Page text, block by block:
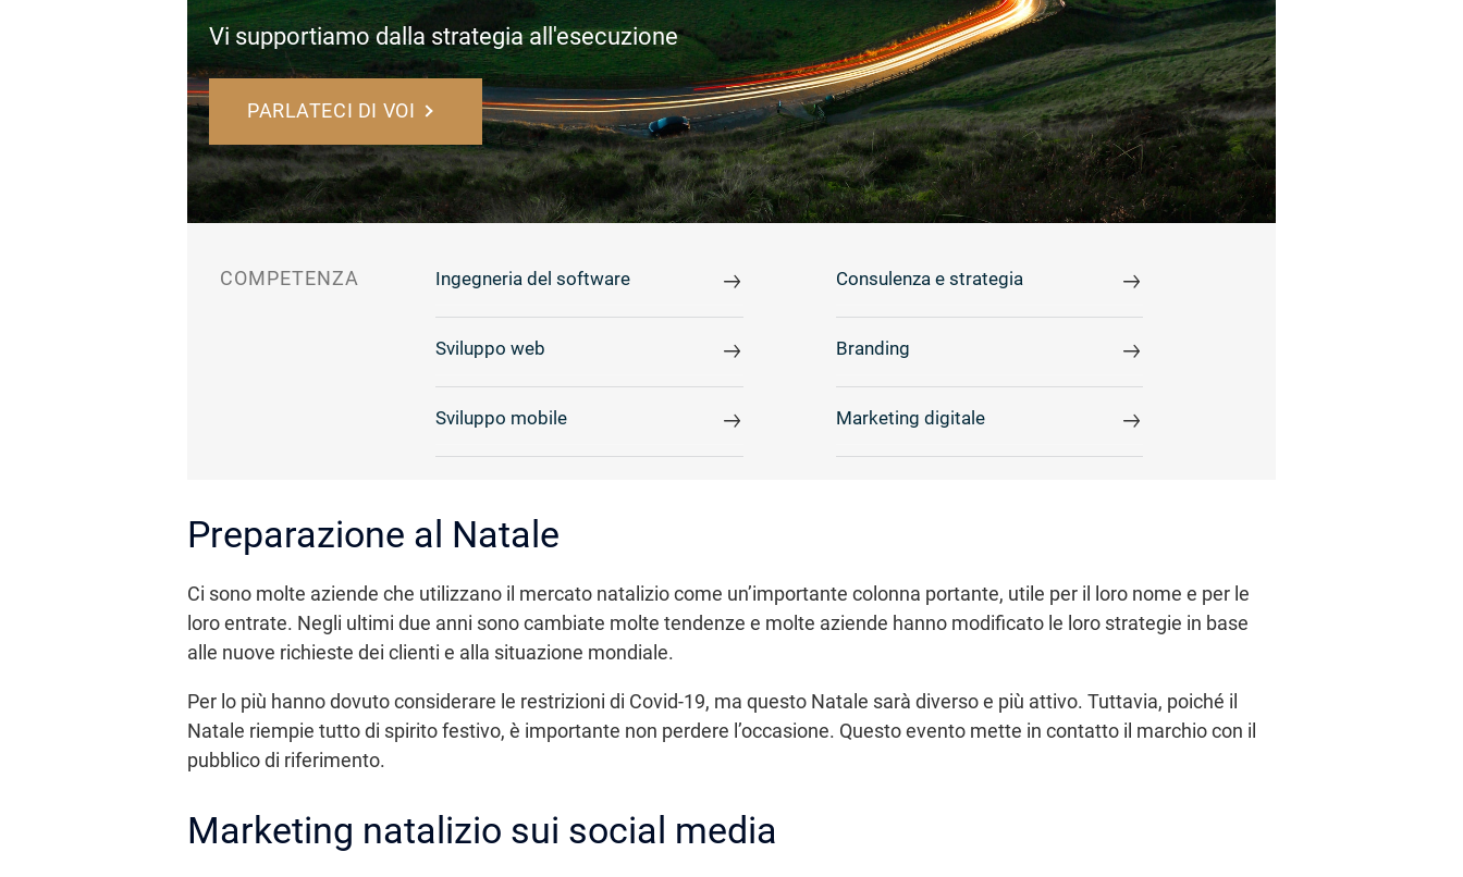
Vi supportiamo dalla strategia all'esecuzione
PARLATECI DI VOI
COMPETENZA Ingegneria del software Consulenza e strategia
Sviluppo web Branding
Sviluppo mobile Marketing digitale
Preparazione al Natale
Ci sono molte aziende che utilizzano il mercato natalizio come un’importante colonna portante, utile per il loro nome e per le
loro entrate. Negli ultimi due anni sono cambiate molte tendenze e molte aziende hanno modificato le loro strategie in base
alle nuove richieste dei clienti e alla situazione mondiale.
Per lo più hanno dovuto considerare le restrizioni di Covid-19, ma questo Natale sarà diverso e più attivo. Tuttavia, poiché il
Natale riempie tutto di spirito festivo, è importante non perdere l’occasione. Questo evento mette in contatto il marchio con il
pubblico di riferimento.
Marketing natalizio sui social media